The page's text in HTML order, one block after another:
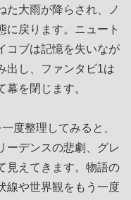
た大雨が降らされ、ノ
に戻ります。ニュート
コブは記憶を失いなが
出し、ファンタビ1は
を閉じます。
度整理してみると、
ーデンスの悲劇、グレ
見えてきます。物語の
線や世界観をもう一度